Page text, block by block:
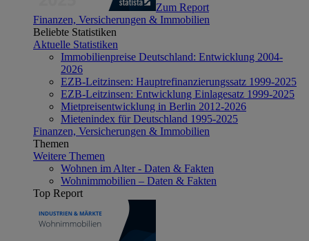
Zum Report
Finanzen, Versicherungen & Immobilien
Beliebte Statistiken
Aktuelle Statistiken
Immobilienpreise Deutschland: Entwicklung 2004-
2026
EZB-Leitzinsen: Hauptrefinanzierungssatz 1999-2025
EZB-Leitzinsen: Entwicklung Einlagesatz 1999-2025
Mietpreisentwicklung in Berlin 2012-2026
Mietenindex für Deutschland 1995-2025
Finanzen, Versicherungen & Immobilien
Themen
Weitere Themen
Wohnen im Alter - Daten & Fakten
Wohnimmobilien – Daten & Fakten
Top Report